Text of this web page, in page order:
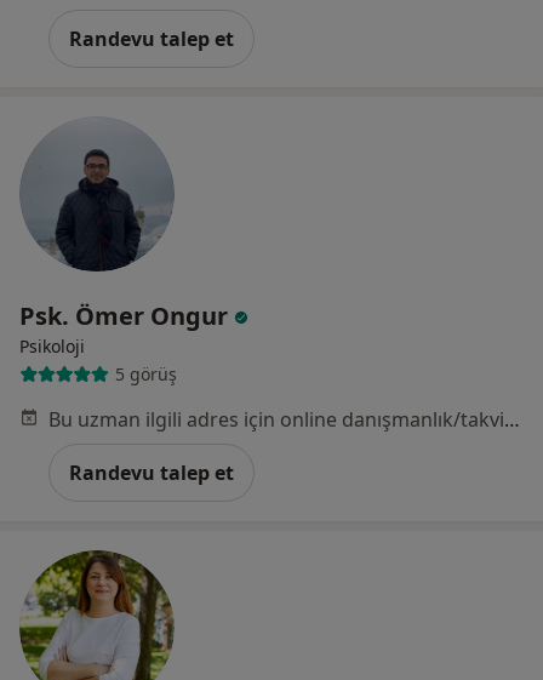
Randevu talep et
Psk. Ömer Ongur
Psikoloji
5 görüş
Bu uzman ilgili adres için online danışmanlık/takvim sunmuyor.
Randevu talep et